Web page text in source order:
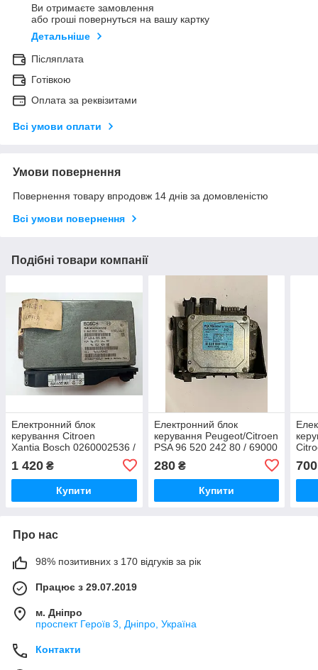
Ви отримаєте замовлення
або гроші повернуться на вашу картку
Детальніше
Післяплата
Готівкою
Оплата за реквізитами
Всі умови оплати
Умови повернення
Повернення товару впродовж 14 днів за домовленістю
Всі умови повернення
Подібні товари компанії
Електронний блок
керування Citroen
Xantia Bosсh 0260002536 /
002 536
1 420 ₴
Купити
Електронний блок
керування Peugeot/Citroen
PSA 96 520 242 80 / 69000
00528 (брак роз'єм, огляд
на фото)
280₴
Купити
700
Про нас
98% позитивних з 170 відгуків за рік
Працює з 29.07.2019
м. Дніпро
проспект Героїв 3, Дніпро, Україна
Контакти